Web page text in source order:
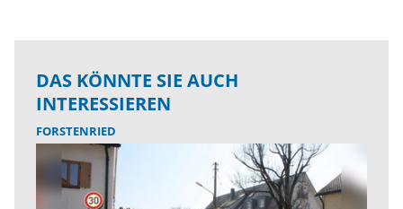
DAS KÖNNTE SIE AUCH
INTERESSIEREN
FORSTENRIED